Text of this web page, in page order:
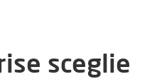
sceglie